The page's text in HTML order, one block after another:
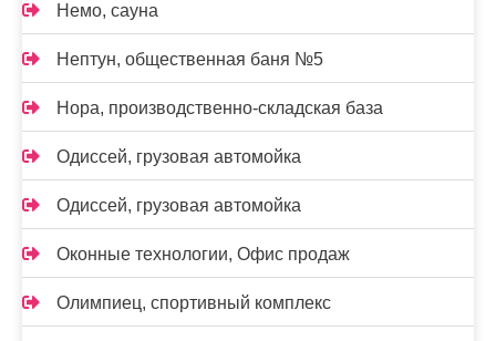
Немо, сауна
Нептун, общественная баня №5
Нора, производственно-складская база
Одиссей, грузовая автомойка
Одиссей, грузовая автомойка
Оконные технологии, Офис продаж
Олимпиец, спортивный комплекс